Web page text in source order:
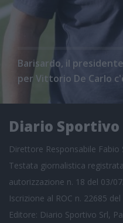
Barisardo, il
per Vittorio De Carlo
Diario Sportivo
Direttore Responsabile Fabio
Testata giornalistica
autorizzazione n. 18 del 03/
Iscrizione al ROC n. 22685
Editore: Diario Sportivo Srl,